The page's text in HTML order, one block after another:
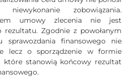
niewykonanie zobowiązania.
umowy zlecenia nie jest
rezultatu. Zgodnie z powołanym
sprawozdania finansowego nie
lecz o sporządzenie w formie
które stanowią końcowy rezultat